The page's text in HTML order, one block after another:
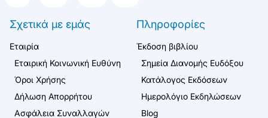
Σχετικά με εμάς
Εταιρία
Εταιρική Κοινωνική Ευθύνη
Όροι Χρήσης
Δήλωση Απορρήτου
Ασφάλεια Συναλλαγών
Πληροφορίες
Έκδοση βιβλίου
Σημεία Διανομής Ευδόξου
Κατάλογος Εκδόσεων
Ημερολόγιο Εκδηλώσεων
Blog